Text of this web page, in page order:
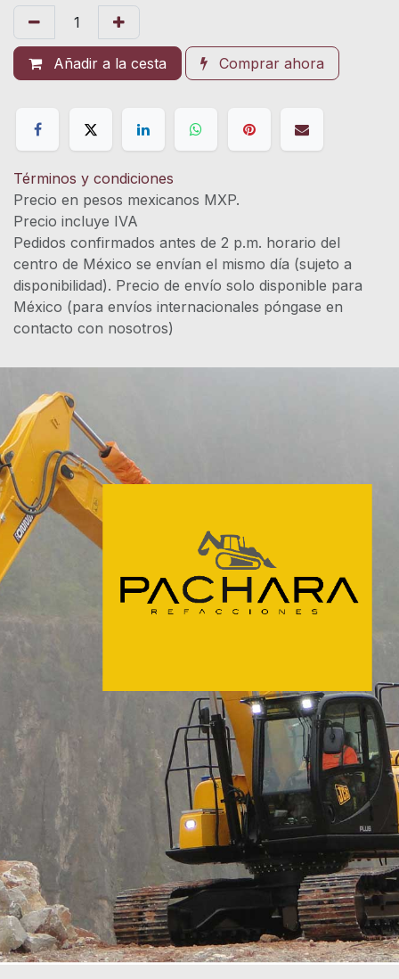
Añadir a la cesta Comprar ahora
Términos y condiciones
Precio en pesos mexicanos MXP.
Precio incluye IVA
Pedidos confirmados antes de 2 p.m. horario del
centro de México se envían el mismo día (sujeto a
disponibilidad). Precio de envío solo disponible para
México (para envíos internacionales póngase en
contacto con nosotros)